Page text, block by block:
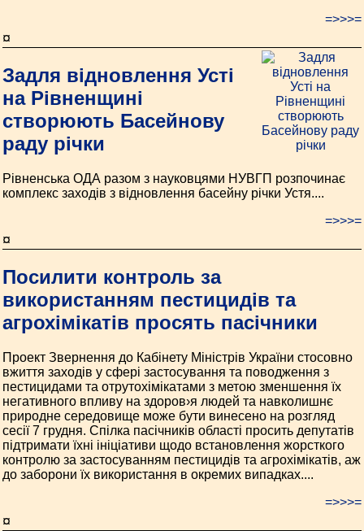
=>>>=
¤
Задля відновлення Усті
на Рівненщині
створюють Басейнову
раду річки
Рівненська ОДА разом з науковцями НУВГП розпочинає
комплекс заходів з відновлення басейну річки Устя....
=>>>=
¤
Посилити контроль за
використанням пестицидів та
агрохімікатів просять пасічники
Проект Звернення до Кабінету Міністрів України стосовно
вжиття заходів у сфері застосування та поводження з
пестицидами та отрутохімікатами з метою зменшення їх
негативного впливу на здоров›я людей та навколишнє
природне середовище може бути винесено на розгляд
сесії 7 грудня. Спілка пасічників області просить депутатів
підтримати їхні ініціативи щодо встановлення жорсткого
контролю за застосуванням пестицидів та агрохімікатів, аж
до заборони їх використання в окремих випадках....
=>>>=
¤